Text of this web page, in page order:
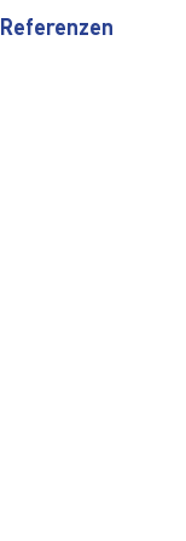
Referenzen